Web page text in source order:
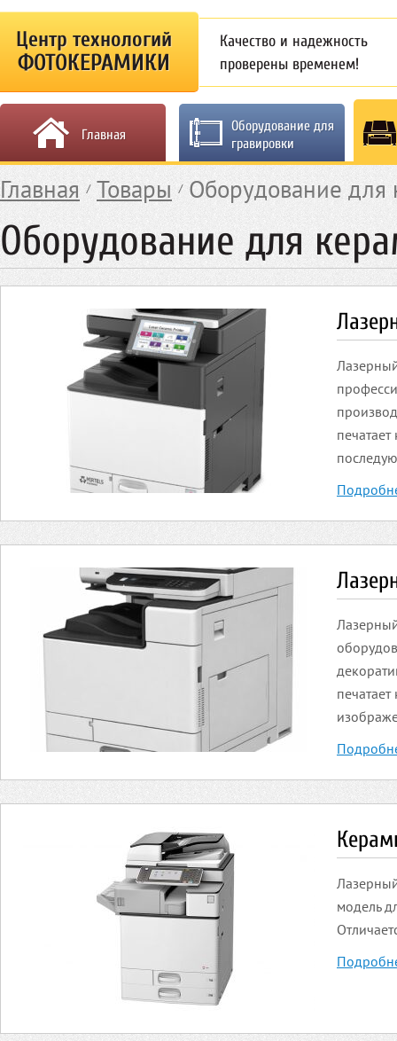
Центр технологий
ФОТОКЕРАМИКИ
Качество и надежность
проверены временем!
Главная
Оборудование для
гравировки
Главная Товары Оборудование для
Оборудование для
модель